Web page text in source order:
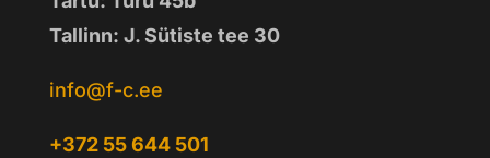
Tallinn: J. Sütiste tee 30
info@f-c.ee
+372 55 644 501